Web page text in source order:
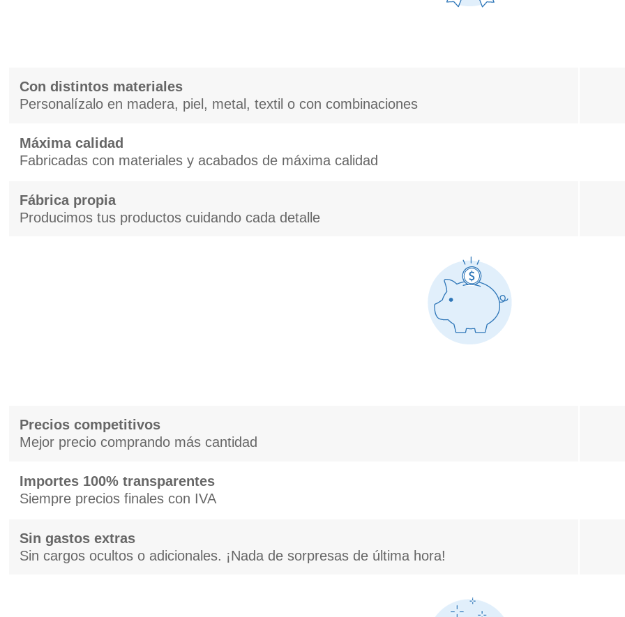
Con distintos materiales
Personalízalo en madera, piel, metal, textil o con combinaciones
Máxima calidad
Fabricadas con materiales y acabados de máxima calidad
Fábrica propia
Producimos tus productos cuidando cada detalle
Precios competitivos
Mejor precio comprando más cantidad
Importes 100% transparentes
Siempre precios finales con IVA
Sin gastos extras
Sin cargos ocultos o adicionales. ¡Nada de sorpresas de última hora!